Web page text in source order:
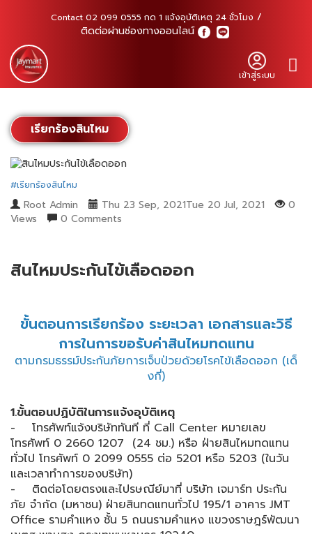
Contact 02 099 0555 กด 1 แจ้งอุบัติเหตุ 24 ชั่วโมง
ติดต่อผ่านช่องทางออนไลน์
เข้าสู่ระบบ
เรียกร้องสินไหม
#เรียกร้องสินไหม
Root Admin Thu 23 Sep, 2021Tue 20 Jul, 2021
0
Views
0 Comments
สินไหมประกันไข้เลือดออก
ขั้นตอนการเรียกร้อง ระยะเวลา เอกสารและวิธี
การในการขอรับค่าสินไหมทดแทน
ตามกรมธรรม์ประกันภัยการเจ็บป่วยด้วยโรคไข้เลือดออก (เด็
งกี่)
1.ขั้นตอนปฏิบัติในการแจ้งอุบัติเหตุ
- โทรศัพท์แจ้งบริษัททันที ที่ Call Center หมายเลข
โทรศัพท์ 0 2660 1207 (24 ชม.) หรือ ฝ่ายสินไหมทดแทน
ทั่วไป โทรศัพท์ 0 2099 0555 ต่อ 5201 หรือ 5203 (ในวัน
และเวลาทำการของบริษัท)
- ติดต่อโดยตรงและไปรษณีย์มาที่ บริษัท เจมาร์ท ประกัน
ภัย จำกัด (มหาชน) ฝ่ายสินทดแทนทั่วไป 195/1 อาคาร JMT
Office รามคำแหง ชั้น 5 ถนนรามคำแหง แขวงราษฎร์พัฒนา